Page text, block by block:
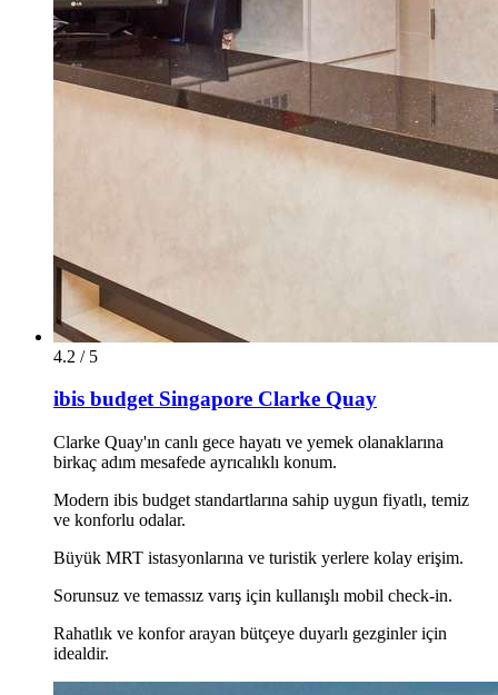
4.2 / 5
ibis budget Singapore Clarke Quay
Clarke Quay'ın canlı gece hayatı ve yemek olanaklarına
birkaç adım mesafede ayrıcalıklı konum.
Modern ibis budget standartlarına sahip uygun fiyatlı, temiz
ve konforlu odalar.
Büyük MRT istasyonlarına ve turistik yerlere kolay erişim.
Sorunsuz ve temassız varış için kullanışlı mobil check-in.
Rahatlık ve konfor arayan bütçeye duyarlı gezginler için
idealdir.